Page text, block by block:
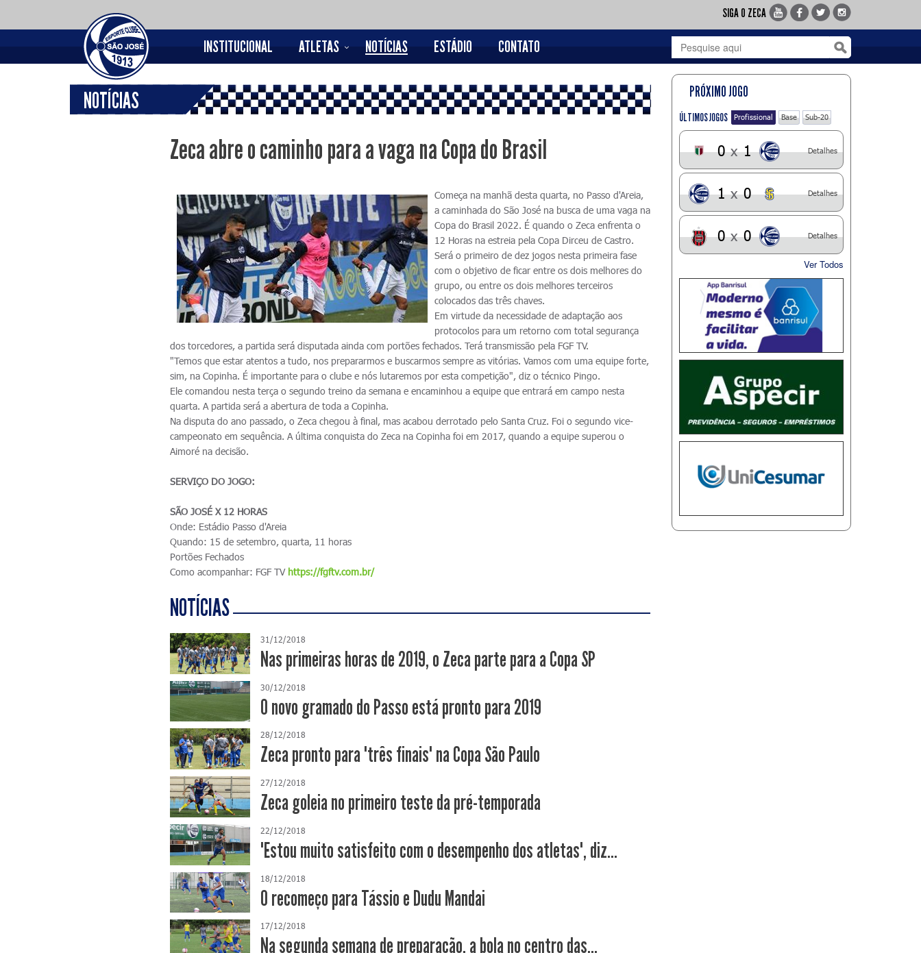
SIGA O ZECA
INSTITUCIONAL ATLETAS NOTÍCIAS ESTÁDIO CONTATO
NOTÍCIAS
Zeca abre o caminho para a vaga na Copa do Brasil
Começa na manhã desta quarta, no Passo d'Areia,
a caminhada do São José na busca de uma vaga na
Copa do Brasil 2022. É quando o Zeca enfrenta o
12 Horas na estreia pela Copa Dirceu de Castro.
Será o primeiro de dez jogos nesta primeira fase
com o objetivo de ficar entre os dois melhores do
grupo, ou entre os dois melhores terceiros
colocados das três chaves.
Em virtude da necessidade de adaptação aos
protocolos para um retorno com total segurança
dos torcedores, a partida será disputada ainda com portões fechados. Terá transmissão pela FGF TV.
"Temos que estar atentos a tudo, nos prepararmos e buscarmos sempre as vitórias. Vamos com uma equipe forte,
sim, na Copinha. É importante para o clube e nós lutaremos por esta competição", diz o técnico Pingo.
Ele comandou nesta terça o segundo treino da semana e encaminhou a equipe que entrará em campo nesta
quarta. A partida será a abertura de toda a Copinha.
Na disputa do ano passado, o Zeca chegou à final, mas acabou derrotado pelo Santa Cruz. Foi o segundo vice-
campeonato em sequência. A última conquista do Zeca na Copinha foi em 2017, quando a equipe superou o
Aimoré na decisão.
SERVIÇO DO JOGO:
SÃO JOSÉ X 12 HORAS
Onde: Estádio Passo d'Areia
Quando: 15 de setembro, quarta, 11 horas
Portões Fechados
Como acompanhar: FGF TV https://fgftv.com.br/
NOTÍCIAS
31/12/2018
Nas primeiras horas de 2019, o Zeca parte para a Copa SP
30/12/2018
O novo gramado do Passo está pronto para 2019
28/12/2018
Zeca pronto para "três finais" na Copa São Paulo
27/12/2018
Zeca goleia no primeiro teste da pré-temporada
22/12/2018
"Estou muito satisfeito com o desempenho dos atletas", diz...
18/12/2018
O recomeço para Tássio e Dudu Mandai
17/12/2018
Na segunda semana de preparação, a bola no centro das...
PRÓXIMO JOGO
ÚLTIMOS JOGOS Profissional Base Sub-20
0 x 1 Detalhes
1 x 0 Detalhes
0 x 0 Detalhes
Ver Todos